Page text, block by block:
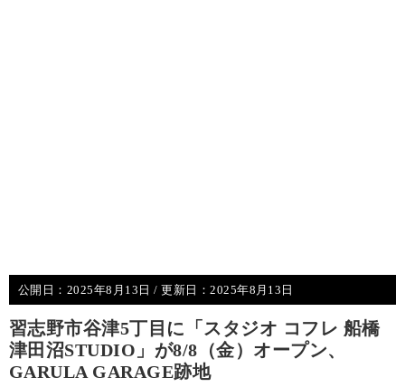
公開日： 2025年8月13日 / 更新日：2025年8月13日
習志野市谷津5丁目に「スタジオ コフレ 船橋
津田沼STUDIO」が8/8（金）オープン、
GARULA GARAGE跡地